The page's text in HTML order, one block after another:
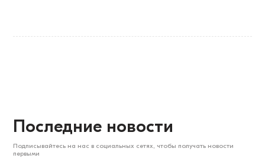
Последние новости
Подписывайтесь на нас в социальных сетях, чтобы получать новости
первыми